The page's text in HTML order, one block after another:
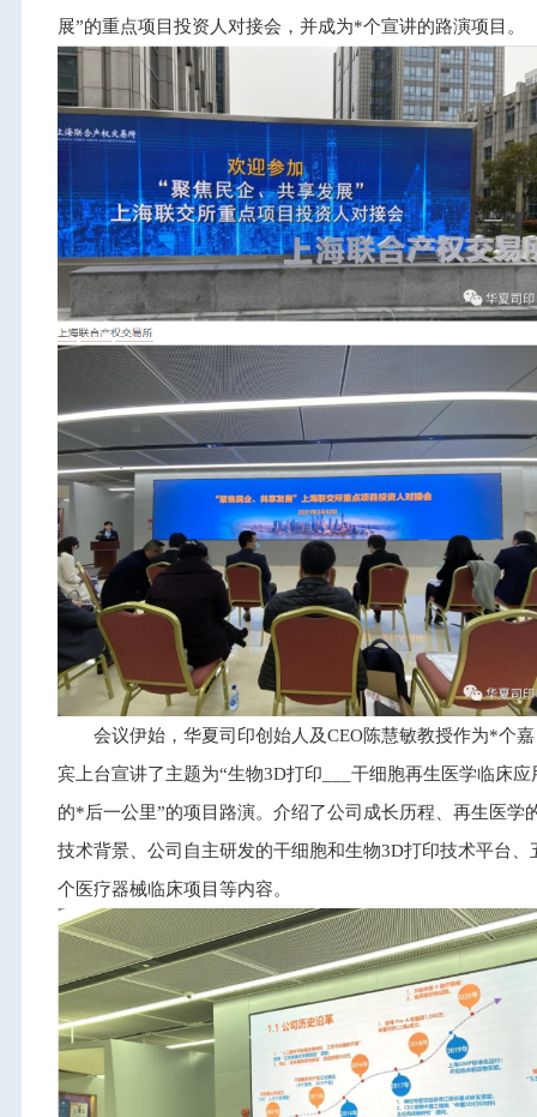
展”的重点项目投资人对接会，并成为*个宣讲的路演项目。
会议伊始，华夏司印创始人及CEO陈慧敏教授作为*个嘉
宾上台宣讲了主题为“生物3D打印___干细胞再生医学临床应
的*后一公里”的项目路演。介绍了公司成长历程、再生医学
技术背景、公司自主研发的干细胞和生物3D打印技术平台、
个医疗器械临床项目等内容。